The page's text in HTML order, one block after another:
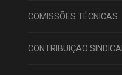
COMISSÕES TÉCNICAS
CONTRIBUIÇÃO SINDICAL